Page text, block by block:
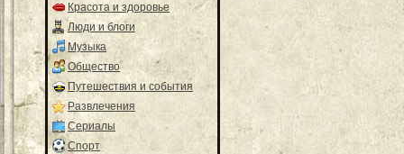
Красота и здоровье
Люди и блоги
Музыка
Общество
Путешествия и события
Развлечения
Сериалы
Спорт